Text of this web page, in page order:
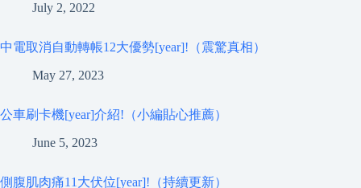
July 2, 2022
中電取消自動轉帳12大優勢[year]!（震驚真相）
May 27, 2023
公車刷卡機[year]介紹!（小編貼心推薦）
June 5, 2023
側腹肌肉痛11大伏位[year]!（持續更新）